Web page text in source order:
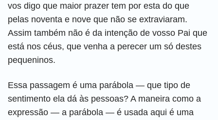
vos digo que maior prazer tem por esta do que
pelas noventa e nove que não se extraviaram.
Assim também não é da intenção de vosso Pai que
está nos céus, que venha a perecer um só destes
pequeninos.
Essa passagem é uma parábola — que tipo de
sentimento ela dá às pessoas? A maneira como a
expressão — a parábola — é usada aqui é uma